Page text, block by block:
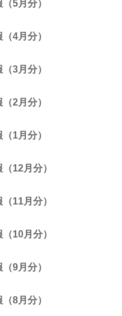
5月分）
4月分）
3月分）
2月分）
1月分）
12月分）
11月分）
10月分）
9月分）
8月分）